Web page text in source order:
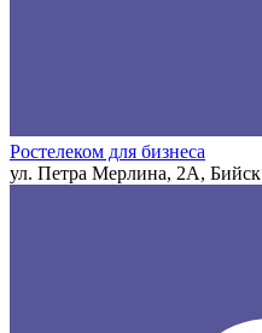
Ростелеком для бизнеса
ул. Петра Мерлина, 2А, Бийск